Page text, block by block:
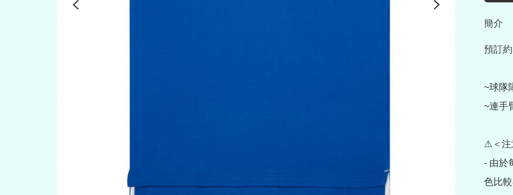
簡介
預訂
~球隊
~連手
⚠＜注
- 由於
色比